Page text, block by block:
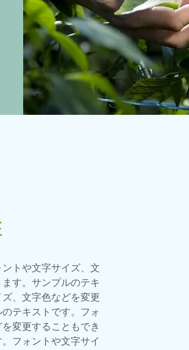
トや文字サイズ、文
す。サンプルのテキ
、文字色などを変更
テキストです。フォ
変更することもでき
フォントや文字サイ